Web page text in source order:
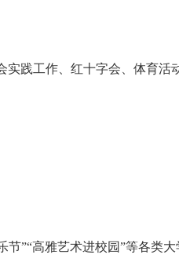
践工作、红十字会、体育活
”“高雅艺术进校园”等各类